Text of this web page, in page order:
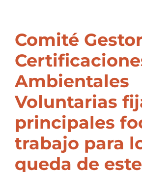
Comité
Ambientales
Voluntarias
principales
trabajo para
queda de